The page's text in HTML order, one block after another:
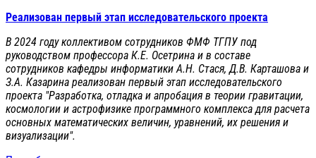
Реализован первый этап исследовательского проекта
В 2024 году коллективом сотрудников ФМФ ТГПУ под
руководством профессора К.Е. Осетрина и в составе
сотрудников кафедры информатики А.Н. Стася, Д.В. Карташова и
З.А. Казарина реализован первый этап исследовательского
проекта "Разработка, отладка и апробация в теории гравитации,
космологии и астрофизике программного комплекса для расчета
основных математических величин, уравнений, их решения и
визуализации".